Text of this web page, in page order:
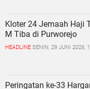
Kloter 24 Jemaah Haji
M Tiba di Purworejo
HEADLINE SENIN, 29 JUNI 2026,
Peringatan ke-33